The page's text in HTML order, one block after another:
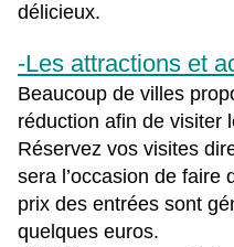
délicieux.
-Les attractions et
Beaucoup de villes
réduction afin de visiter
Réservez vos visites
sera l’occasion de faire
prix des entrées sont
quelques euros.